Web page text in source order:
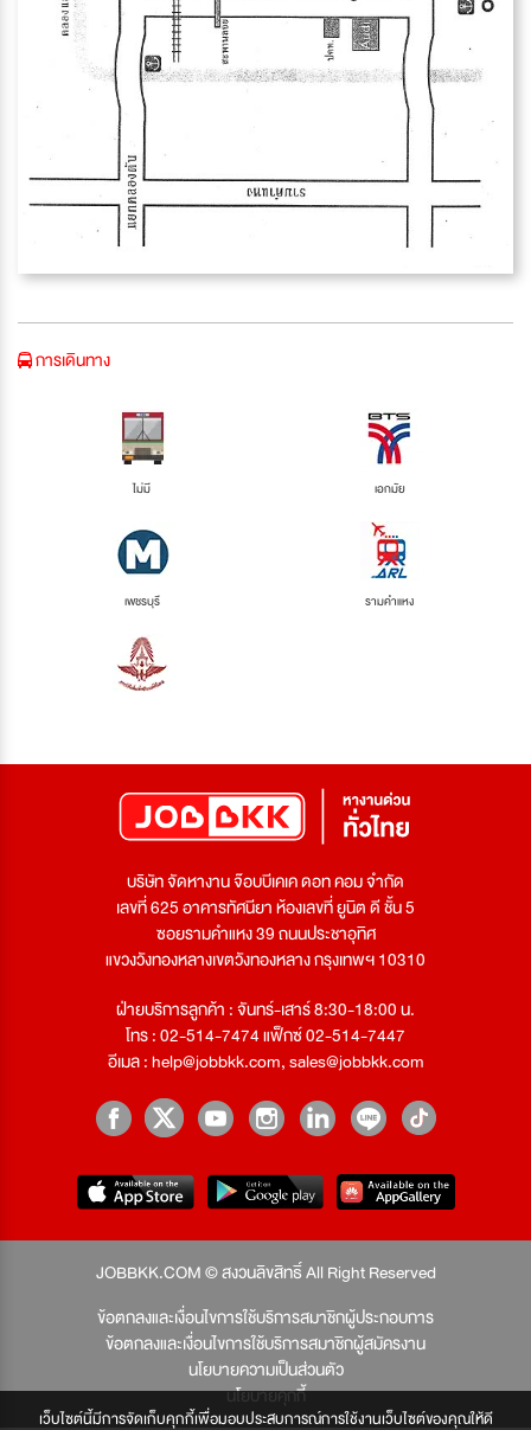
เว็บไซต์นี้มีการจัดเก็บคุกกี้เพื่อมอบประสบการณ์การใช้งานเว็บไซต์ของคุณให้ดี
การเดินทาง
ไม่มี เอกมัย
เพชรบุรี รามคำแหง
บริษัท จัดหางาน จ๊อบบีเคเค ดอท คอม จำกัด
เลขที่ 625 อาคารทัศนียา ห้องเลขที่ ยูนิต ดี ชั้น 5
ซอยรามคำแหง 39 ถนนประชาอุทิศ
แขวงวังทองหลางเขตวังทองหลาง กรุงเทพฯ 10310
ฝ่ายบริการลูกค้า : จันทร์-เสาร์ 8:30-18:00 น.
โทร : 02-514-7474 แฟ็กซ์ 02-514-7447
อีเมล :help@jobbkk.com,sales@jobbkk.com
JOBBKK.COM © สงวนลิขสิทธิ์ All Right Reserved
ข้อตกลงและเงื่อนไขการใช้บริการสมาชิกผู้ประกอบการ
ข้อตกลงและเงื่อนไขการใช้บริการสมาชิกผู้สมัครงาน
นโยบายความเป็นส่วนตัว
นโยบายคุกกี้